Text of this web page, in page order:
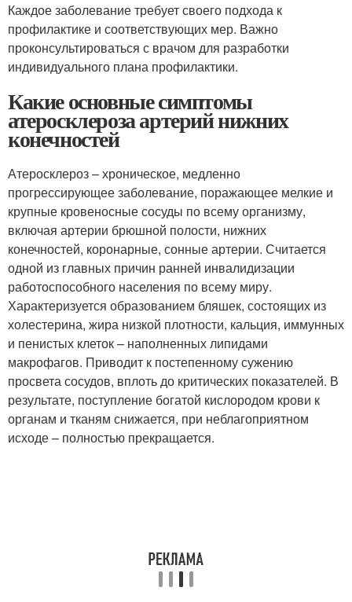
Каждое заболевание требует своего подхода к
профилактике и соответствующих мер. Важно
проконсультироваться с врачом для разработки
индивидуального плана профилактики.
Какие основные симптомы
атеросклероза артерий нижних
конечностей
Атеросклероз – хроническое, медленно
прогрессирующее заболевание, поражающее мелкие и
крупные кровеносные сосуды по всему организму,
включая артерии брюшной полости, нижних
конечностей, коронарные, сонные артерии. Считается
одной из главных причин ранней инвалидизации
работоспособного населения по всему миру.
Характеризуется образованием бляшек, состоящих из
холестерина, жира низкой плотности, кальция, иммунных
и пенистых клеток – наполненных липидами
макрофагов. Приводит к постепенному сужению
просвета сосудов, вплоть до критических показателей. В
результате, поступление богатой кислородом крови к
органам и тканям снижается, при неблагоприятном
исходе – полностью прекращается.